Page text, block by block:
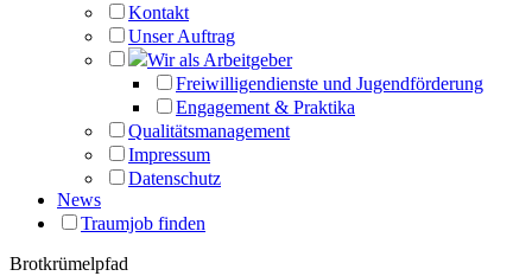
Kontakt
Unser Auftrag
Wir als Arbeitgeber
Freiwilligendienste und Jugendförderung
Engagement & Praktika
Qualitätsmanagement
Impressum
Datenschutz
News
Traumjob finden
Brotkrümelpfad